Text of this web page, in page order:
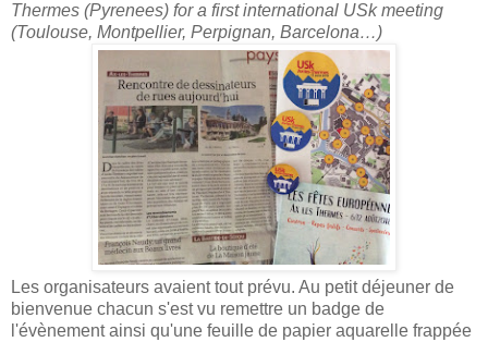
Thermes (Pyrenees) for a first international USk meeting
(Toulouse, Montpellier, Perpignan, Barcelona…)
Les organisateurs avaient tout prévu. Au petit déjeuner de
bienvenue chacun s'est vu remettre un badge de
l'évènement ainsi qu'une feuille de papier aquarelle frappée